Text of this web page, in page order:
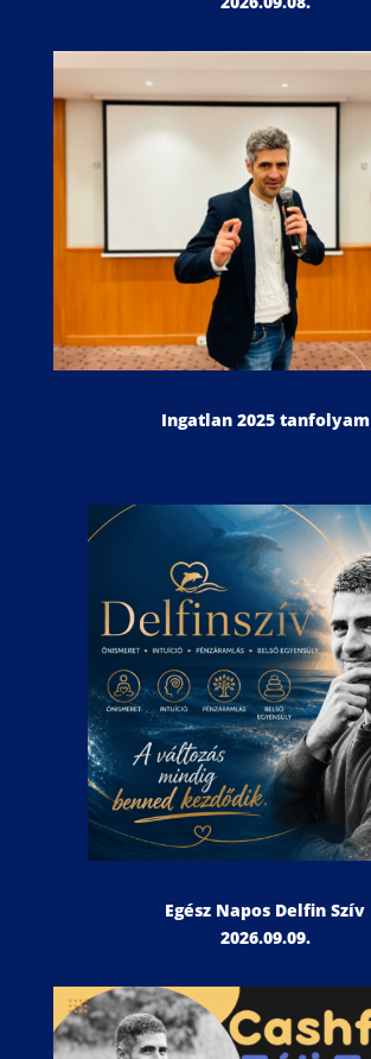
Ingatlan 2025 tanfolyam
Egész Napos Delfin Szív
2026.09.09.